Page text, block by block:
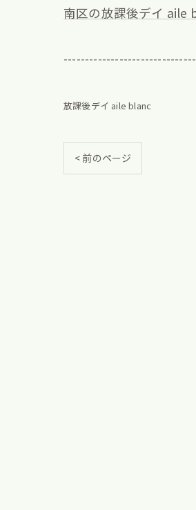
南区の放課後デイ aile
放課後デイ aile blanc
< 前のページ